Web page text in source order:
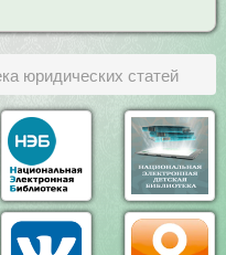
юридических статей